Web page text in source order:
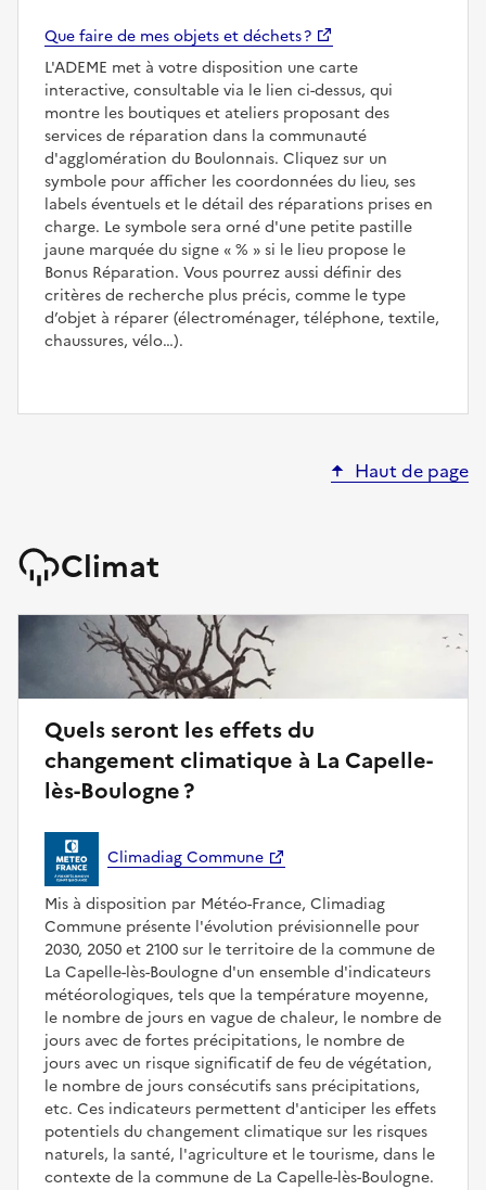
Que faire de mes objets et déchets ?
L'ADEME met à votre disposition une carte
interactive, consultable via le lien ci-dessus, qui
montre les boutiques et ateliers proposant des
services de réparation dans la communauté
d'agglomération du Boulonnais. Cliquez sur un
symbole pour afficher les coordonnées du lieu, ses
labels éventuels et le détail des réparations prises en
charge. Le symbole sera orné d'une petite pastille
jaune marquée du signe
%
si le lieu propose le
Bonus Réparation. Vous pourrez aussi définir des
critères de recherche plus précis, comme le type
d’objet à réparer (électroménager, téléphone, textile,
chaussures, vélo…).
Haut de page
Climat
Quels seront les effets du
changement climatique à La Capelle-
lès-Boulogne ?
Climadiag Commune
Mis à disposition par Météo-France, Climadiag
Commune présente l'évolution prévisionnelle pour
2030, 2050 et 2100 sur le territoire de la commune de
La Capelle-lès-Boulogne d'un ensemble d'indicateurs
météorologiques, tels que la température moyenne,
le nombre de jours en vague de chaleur, le nombre de
jours avec de fortes précipitations, le nombre de
jours avec un risque significatif de feu de végétation,
le nombre de jours consécutifs sans précipitations,
etc. Ces indicateurs permettent d'anticiper les effets
potentiels du changement climatique sur les risques
naturels, la santé, l'agriculture et le tourisme, dans le
contexte de la commune de La Capelle-lès-Boulogne.